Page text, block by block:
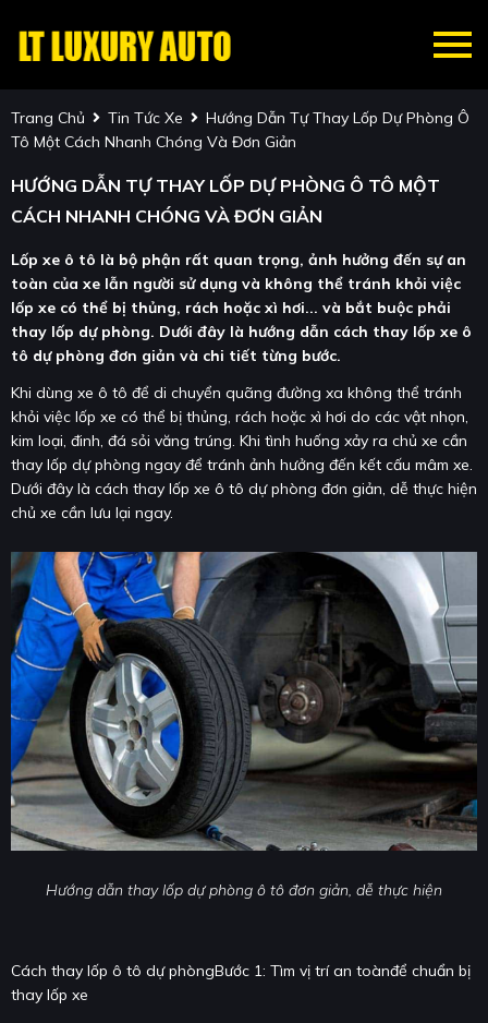
Trang Chủ Tin Tức Xe
Hướng Dẫn Tự Thay Lốp Dự Phòng Ô
Tô Một Cách Nhanh Chóng Và Đơn Giản
HƯỚNG DẪN TỰ THAY LỐP DỰ PHÒNG Ô TÔ MỘT
CÁCH NHANH CHÓNG VÀ ĐƠN GIẢN
Lốp xe ô tô là bộ phận rất quan trọng, ảnh hưởng đến sự an
toàn của xe lẫn người sử dụng và không thể tránh khỏi việc
lốp xe có thể bị thủng, rách hoặc xì hơi... và bắt buộc phải
thay lốp dự phòng. Dưới đây là hướng dẫn cách thay lốp xe ô
tô dự phòng đơn giản và chi tiết từng bước.
Khi dùng xe ô tô để di chuyển quãng đường xa không thể tránh
khỏi việc lốp xe có thể bị thủng, rách hoặc xì hơi do các vật nhọn,
kim loại, đinh, đá sỏi văng trúng. Khi tình huống xảy ra chủ xe cần
thay lốp dự phòng ngay để tránh ảnh hưởng đến kết cấu mâm xe.
Dưới đây là cách thay lốp xe ô tô dự phòng đơn giản, dễ thực hiện
chủ xe cần lưu lại ngay.
Hướng dẫn thay lốp dự phòng ô tô đơn giản, dễ thực hiện
Cách thay lốp ô tô dự phòngBước 1: Tìm vị trí an toànđể chuẩn bị
thay lốp xe